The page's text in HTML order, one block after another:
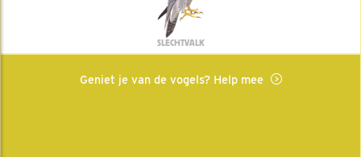
SLECHTVALK
Geniet je van de vogels? Help mee